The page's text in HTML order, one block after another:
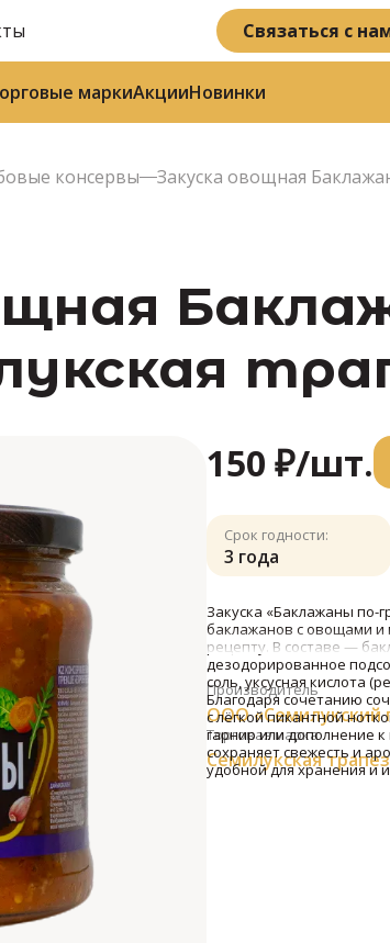
Связаться с
маркиАкцииНовинки
консервы Закуска овощная
150 ₽/шт.
Срок годности:
3 года
Закуска «Баклажаны
баклажанов с овощами и
рецепту. В составе —
дезодорированное
соль, уксусная кислота
Благодаря сочетанию
с лёгкой пикантной
гарнир или дополнение
сохраняет свежесть и
удобной для хранения и
Производитель
ООО «Семилукский
Торговая марка
Семилукская